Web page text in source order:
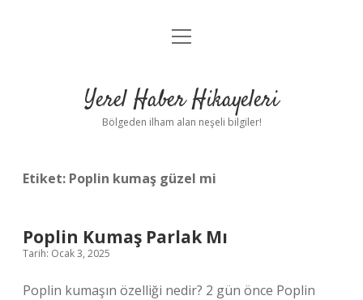
Anasayfa
Yasal Uyarı
menüyü
Yerel Haber Hikayeleri
Bölgeden ilham alan neşeli bilgiler!
Etiket: Poplin kumaş güzel mi
Poplin Kumaş Parlak Mı
Tarih: Ocak 3, 2025
Poplin kumaşın özelliği nedir? 2 gün önce Poplin